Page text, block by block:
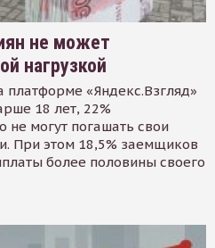
не может
нагрузкой
«Яндекс.Взгляд»
18 лет, 22%
не могут погашать свои
При этом 18,5% заемщиков
более половины своего